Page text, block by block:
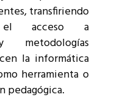
transfiriendo
acceso a
metodologías
la informática
herramienta o
pedagógica.